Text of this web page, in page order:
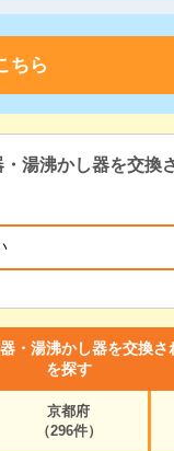
ちら
湯沸かし器を交換
・湯沸かし器を交換
を探す
京都府
（296件）